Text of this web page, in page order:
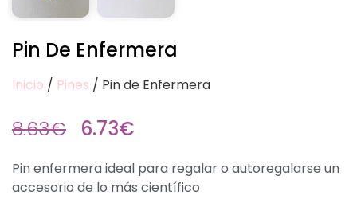
Pin De Enfermera
Inicio / Pines / Pin de Enfermera
8.63€ 6.73€
Pin enfermera ideal para regalar o autoregalarse un
accesorio de lo más científico